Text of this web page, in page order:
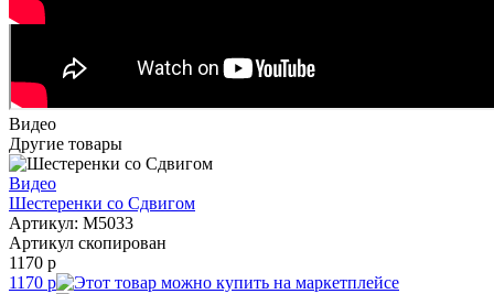
Видео
Другие товары
Видео
Шестеренки со Сдвигом
Артикул: M5033
Артикул скопирован
1170 р
1170 р